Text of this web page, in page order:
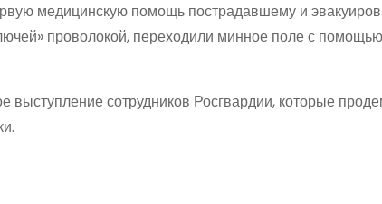
медицинскую помощь пострадавшему и
проволокой, переходили минное поле с
выступление сотрудников Росгвардии, которые